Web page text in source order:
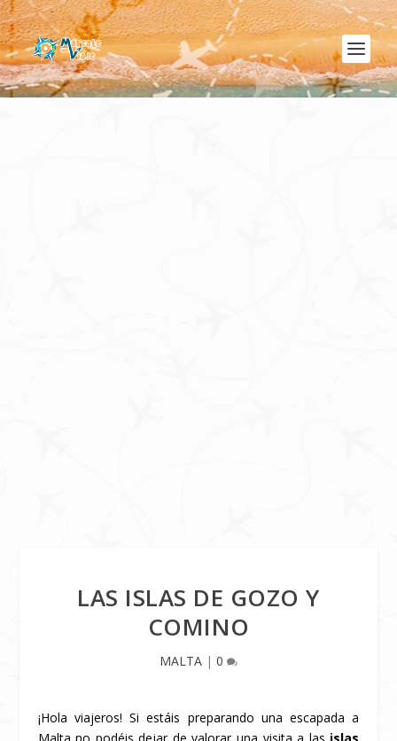
LAS ISLAS DE GOZO Y
COMINO
MALTA | 0
¡Hola viajeros! Si estáis preparando una escapada a